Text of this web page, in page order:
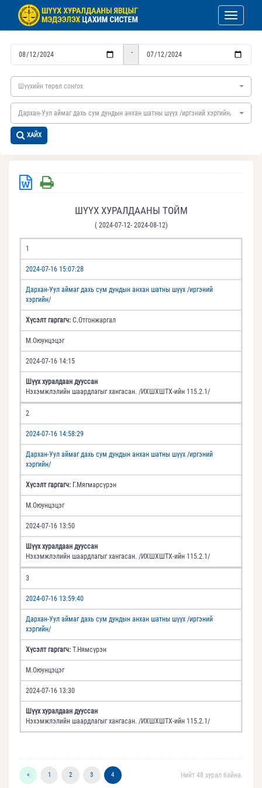
Toggle
-
Шүүхийн төрөл сонгох
Дархан-Уул аймаг дахь сум дундын анхан шатны шүүх /иргэний хэргийн/
ХАЙХ
ШҮҮХ ХУРАЛДААНЫ ТОЙМ
( 2024-07-12- 2024-08-12)
1
2024-07-16 15:07:28
Дархан-Уул аймаг дахь сум дундын анхан шатны шүүх /иргэний
хэргийн/
Хүсэлт гаргагч: С.Отгонжаргал
М.Оюунцэцэг
2024-07-16 14:15
Шүүх хуралдаан дууссан
Нэхэмжлэлийн шаардлагыг хангасан. /ИХШХШТХ-ийн 115.2.1/
2
2024-07-16 14:58:29
Дархан-Уул аймаг дахь сум дундын анхан шатны шүүх /иргэний
хэргийн/
Хүсэлт гаргагч: Г.Мягмарсүрэн
М.Оюунцэцэг
2024-07-16 13:50
Шүүх хуралдаан дууссан
Нэхэмжлэлийн шаардлагыг хангасан. /ИХШХШТХ-ийн 115.2.1/
3
2024-07-16 13:59:40
Дархан-Уул аймаг дахь сум дундын анхан шатны шүүх /иргэний
хэргийн/
Хүсэлт гаргагч: Т.Нямсүрэн
М.Оюунцэцэг
2024-07-16 13:30
Шүүх хуралдаан дууссан
Нэхэмжлэлийн шаардлагыг хангасан. /ИХШХШТХ-ийн 115.2.1/
< 1 2 3 4 Нийт 48 хурал байна.